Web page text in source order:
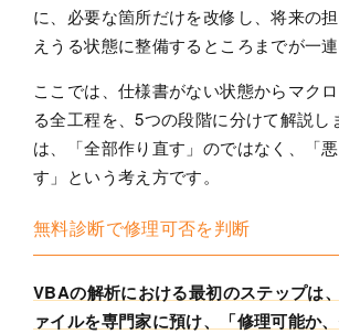
に、必要な箇所だけを改修し、将来の
えうる状態に整備するところまでが一連
ここでは、仕様書がない状態からマク
る全工程を、5つの段階に分けて解説し
は、「全部作り直す」のではなく、「
す」という考え方です。
無料診断で修理可否を判断
VBAの解析における最初のステップは
ァイルを専門家に預け、「修理可能か